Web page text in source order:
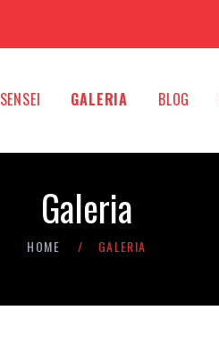
SENSEI GALERIA BLOG
Galeria
HOME GALERIA